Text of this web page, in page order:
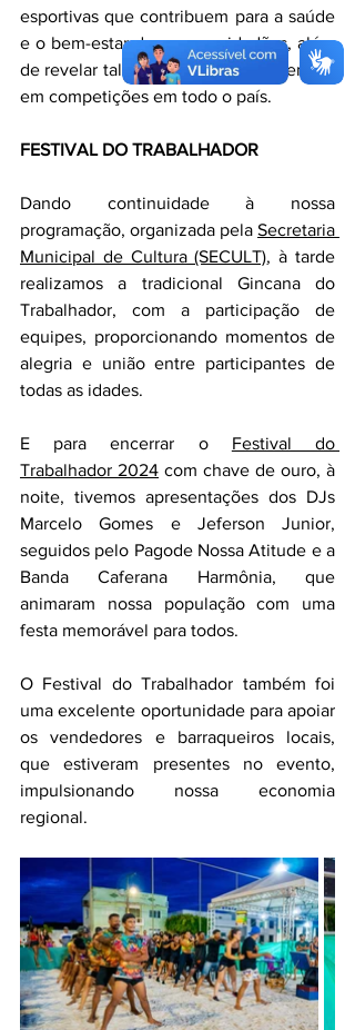
esportivas que contribuem para a saúde
e o bem-estar de nossos cidadãos, além
de revelar talentos que nos representam
em competições em todo o país.
FESTIVAL DO TRABALHADOR
Dando continuidade à nossa
programação, organizada pela Secretaria
Municipal de Cultura (SECULT), à tarde
realizamos a tradicional Gincana do
Trabalhador, com a participação de
equipes, proporcionando momentos de
alegria e união entre participantes de
todas as idades.
E para encerrar o Festival do
Trabalhador 2024 com chave de ouro, à
noite, tivemos apresentações dos DJs
Marcelo Gomes e Jeferson Junior,
seguidos pelo Pagode Nossa Atitude e a
Banda Caferana Harmônia, que
animaram nossa população com uma
festa memorável para todos.
O Festival do Trabalhador também foi
uma excelente oportunidade para apoiar
os vendedores e barraqueiros locais,
que estiveram presentes no evento,
impulsionando nossa economia
regional.